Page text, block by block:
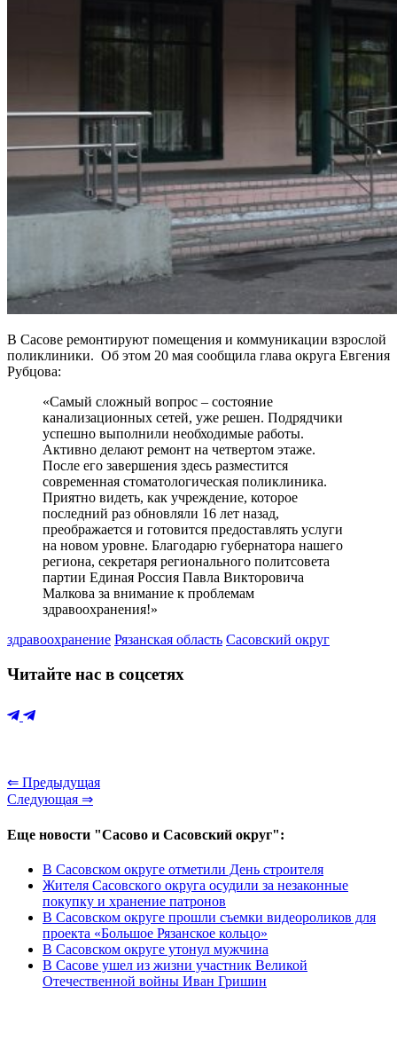
В Сасове ремонтируют помещения и коммуникации взрослой
поликлиники. Об этом 20 мая сообщила глава округа Евгения
Рубцова:
«Самый сложный вопрос – состояние
канализационных сетей, уже решен. Подрядчики
успешно выполнили необходимые работы.
Активно делают ремонт на четвертом этаже.
После его завершения здесь разместится
современная стоматологическая поликлиника.
Приятно видеть, как учреждение, которое
последний раз обновляли 16 лет назад,
преображается и готовится предоставлять услуги
на новом уровне. Благодарю губернатора нашего
региона, секретаря регионального политсовета
партии Единая Россия Павла Викторовича
Малкова за внимание к проблемам
здравоохранения!»
здравоохранение Рязанская область Сасовский округ
Читайте нас в соцсетях
⇐ Предыдущая
Следующая ⇒
Еще новости "Сасово и Сасовский округ":
В Сасовском округе отметили День строителя
Жителя Сасовского округа осудили за незаконные
покупку и хранение патронов
В Сасовском округе прошли съемки видеороликов для
проекта «Большое Рязанское кольцо»
В Сасовском округе утонул мужчина
В Сасове ушел из жизни участник Великой
Отечественной войны Иван Гришин